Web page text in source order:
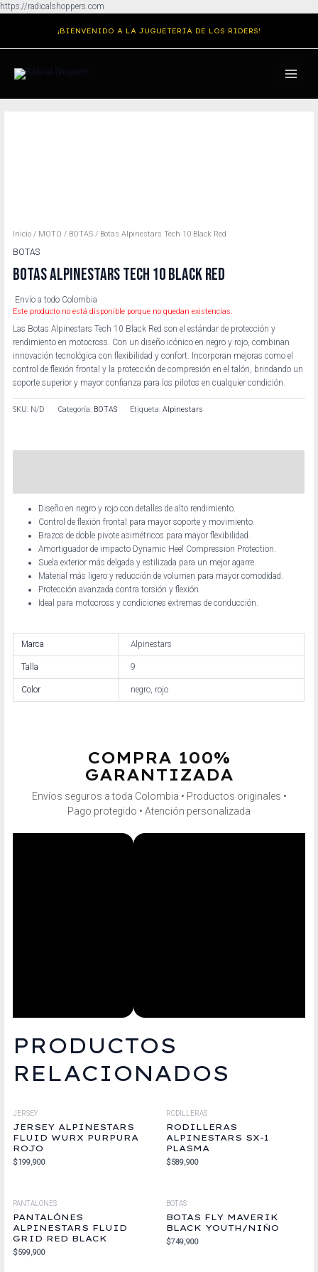
https://radicalshoppers.com
contenido
¡BIENVENIDO A LA JUGUETERIA DE LOS RIDERS!
MENU
Inicio / MOTO / BOTAS / Botas Alpinestars Tech 10 Black Red
BOTAS
BOTAS ALPINESTARS TECH 10 BLACK RED
Envío a todo Colombia
Este producto no está disponible porque no quedan existencias.
Las Botas Alpinestars Tech 10 Black Red son el estándar de protección y
rendimiento en motocross. Con un diseño icónico en negro y rojo, combinan
innovación tecnológica con flexibilidad y confort. Incorporan mejoras como el
control de flexión frontal y la protección de compresión en el talón, brindando un
soporte superior y mayor confianza para los pilotos en cualquier condición.
SKU: N/D Categoría: BOTAS Etiqueta:Alpinestars
Diseño en negro y rojo con detalles de alto rendimiento.
Control de flexión frontal para mayor soporte y movimiento.
Brazos de doble pivote asimétricos para mayor flexibilidad.
Amortiguador de impacto Dynamic Heel Compression Protection.
Suela exterior más delgada y estilizada para un mejor agarre.
Material más ligero y reducción de volumen para mayor comodidad.
Protección avanzada contra torsión y flexión.
Ideal para motocross y condiciones extremas de conducción.
Marca Alpinestars
Talla 9
Color negro, rojo
COMPRA 100%
GARANTIZADA
Envíos seguros a toda Colombia • Productos originales •
Pago protegido • Atención personalizada
PRODUCTOS
RELACIONADOS
JERSEY
JERSEY ALPINESTARS
FLUID WURX PURPURA
ROJO
$199,900
RODILLERAS
RODILLERAS
ALPINESTARS SX-1
PLASMA
$589,900
PANTALONES
PANTALÓNES
ALPINESTARS FLUID
GRID RED BLACK
$599,900
BOTAS
BOTAS FLY MAVERIK
BLACK YOUTH/NIÑO
$749,900